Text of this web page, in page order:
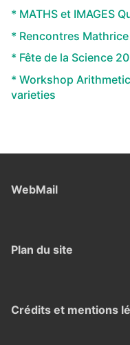
* MATHS et IMAGES
* Rencontres
* Fête de la Science
* Workshop
varieties
WebMail
Plan du site
Crédits et mentions